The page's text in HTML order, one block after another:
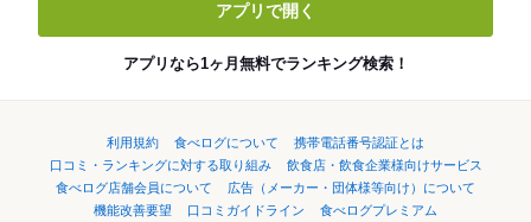
アプリで開く
アプリなら1ヶ月無料でランキング検索！
利用規約 食べログについて
携帯電話番号認証とは
口コミ・ランキングに対する取り組み
飲食店・飲食企業様向けサービス
食べログ店舗会員について
広告（メーカー・団体様等向け）について
機能改善要望
口コミガイドライン
食べログプレミアム